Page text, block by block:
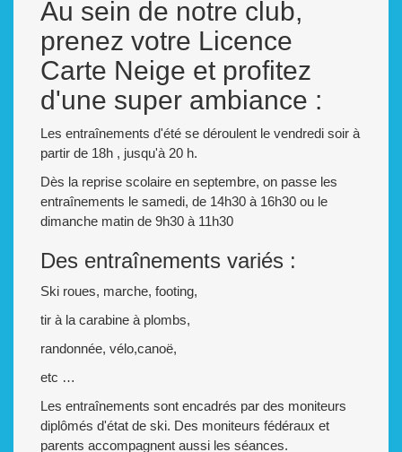
Au sein de notre club,
prenez votre Licence
Carte Neige et profitez
d'une super ambiance :
Les entraînements d'été se déroulent le vendredi soir à
partir de 18h , jusqu'à 20 h.
Dès la reprise scolaire en septembre, on passe les
entraînements le samedi, de 14h30 à 16h30 ou le
dimanche matin de 9h30 à 11h30
Des entraînements variés :
Ski roues, marche, footing,
tir à la carabine à plombs,
randonnée, vélo,canoë,
etc …
Les entraînements sont encadrés par des moniteurs
diplômés d'état de ski. Des moniteurs fédéraux et
parents accompagnent aussi les séances.